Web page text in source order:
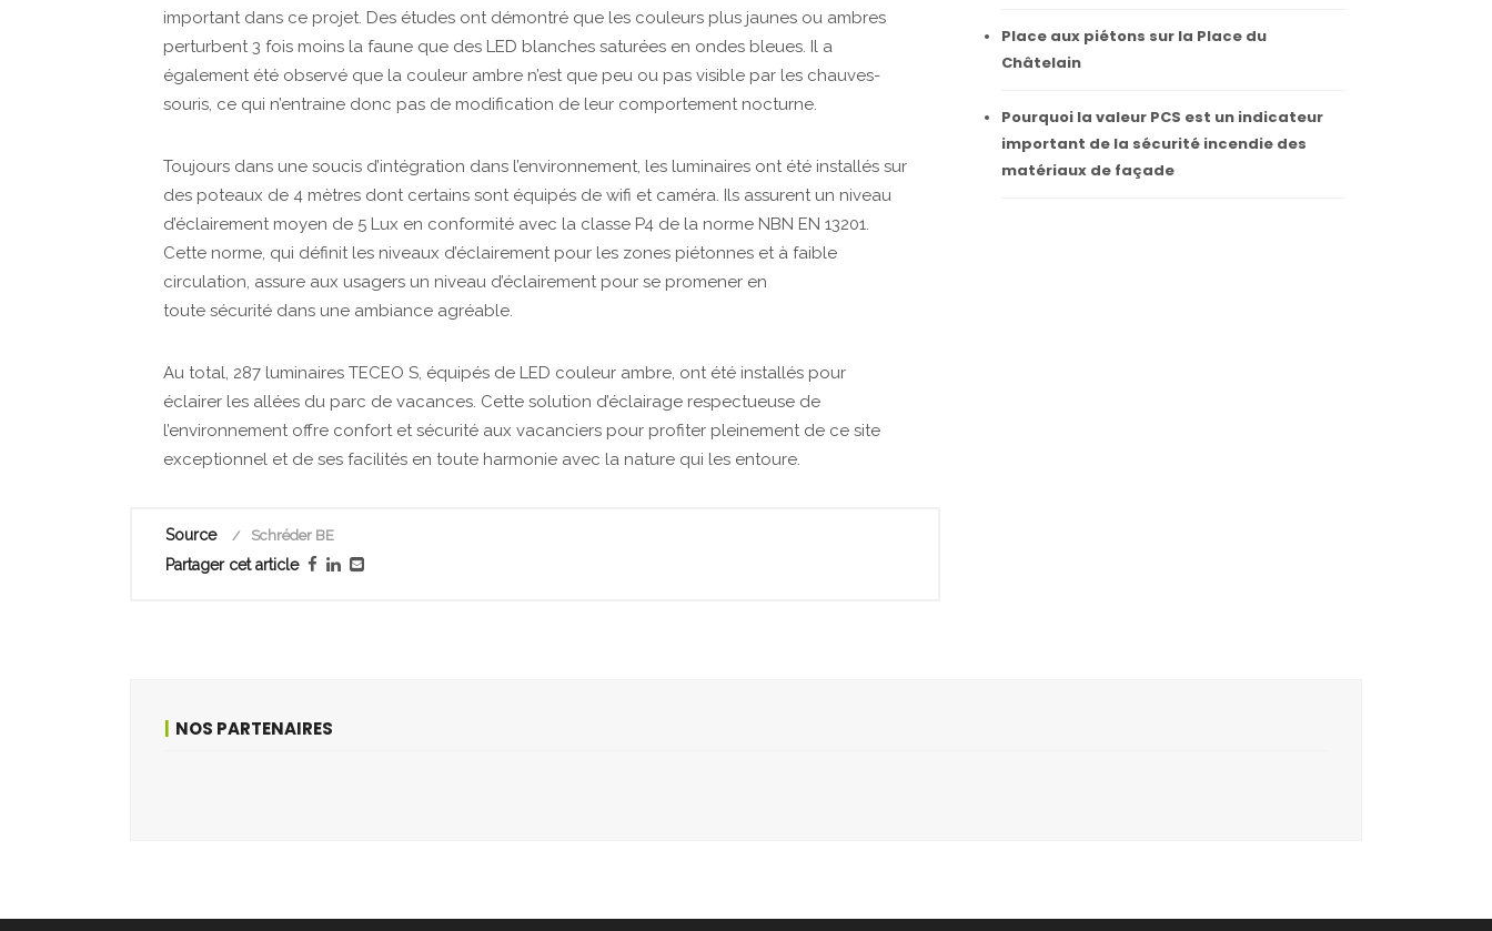
important dans ce projet. Des études ont démontré que les couleurs plus jaunes ou ambres
perturbent 3 fois moins la faune que des LED blanches saturées en ondes bleues. Il a
également été observé que la couleur ambre n’est que peu ou pas visible par les chauves-
souris, ce qui n’entraine donc pas de modification de leur comportement nocturne.
Toujours dans une soucis d’intégration dans l’environnement, les luminaires ont été installés sur
des poteaux de 4 mètres dont certains sont équipés de wifi et caméra. Ils assurent un niveau
d’éclairement moyen de 5 Lux en conformité avec la classe P4 de la norme NBN EN 13201.
Cette norme, qui définit les niveaux d’éclairement pour les zones piétonnes et à faible
circulation, assure aux usagers un niveau d’éclairement pour se promener en
toute sécurité dans une ambiance agréable.
Au total, 287 luminaires TECEO S, équipés de LED couleur ambre, ont été installés pour
éclairer les allées du parc de vacances. Cette solution d’éclairage respectueuse de
l’environnement offre confort et sécurité aux vacanciers pour profiter pleinement de ce site
exceptionnel et de ses facilités en toute harmonie avec la nature qui les entoure.
Source Schréder BE
Partager cet article
Place aux piétons sur la Place du
Châtelain
Pourquoi la valeur PCS est un indicateur
important de la sécurité incendie des
matériaux de façade
NOS PARTENAIRES